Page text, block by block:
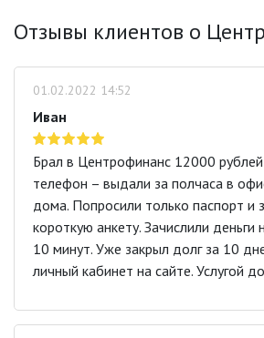
Отзывы клиентов о
01.02.2022 14:52
Иван
Брал в Центрофинанс 12000
телефон – выдали за полчаса в
дома. Попросили только паспорт и
короткую анкету. Зачислили деньги
10 минут. Уже закрыл долг за 10
личный кабинет на сайте. Услугой